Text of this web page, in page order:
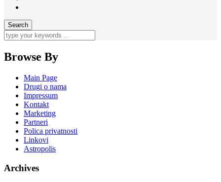
Browse By
Main Page
Drugi o nama
Impressum
Kontakt
Marketing
Partneri
Polica privatnosti
Linkovi
Astropolis
Archives